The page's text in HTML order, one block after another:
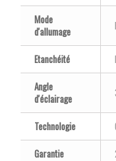
Mode
d'allumage
Etanchéité
Angle
d'éclairage
Technologie
Garantie